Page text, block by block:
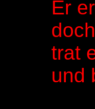
Er
trat
und